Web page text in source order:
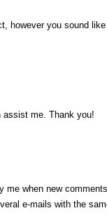
however you sound
assist me. Thank you!
when new
e-mails with the